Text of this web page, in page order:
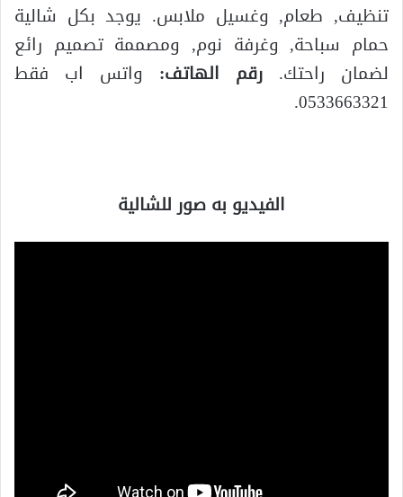
تنظيف, طعام, وغسيل ملابس. يوجد بكل شالية
حمام سباحة, وغرفة نوم, ومصممة تصميم رائع
لضمان راحتك. رقم الهاتف: واتس اب فقط
0533663321.
الفيديو به صور للشالية